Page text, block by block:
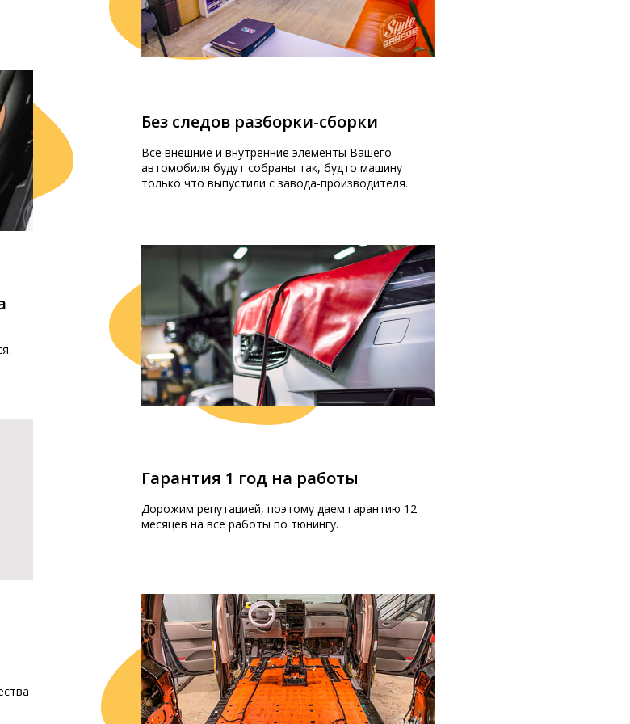
любого элемента с гладкой поверхностью, который можно демонтировать и
покрытия, в том числе пластик и металл. Мы предлагаем приятные цены за
качество работ, подтвержденное отзывами наших клиентов.
Без следов разборки-сборки
Все внешние и внутренние элементы Вашего
автомобиля будут собраны так, будто машину
только что выпустили с завода-производителя.
Гарантия 1 год на работы
Дорожим репутацией, поэтому даем гарантию 12
месяцев на все работы по тюнингу.